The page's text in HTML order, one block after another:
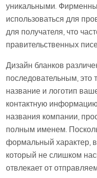
уникальными.
использоваться для
для получателя, что
правительственных
Дизайн бланков
последовательным, это
название и логотип
контактную
названия компании,
полным именем.
формальный характер,
который не слишком
отвлекает от